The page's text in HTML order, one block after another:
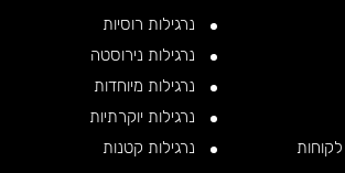
לקוחות
נרגילות רוסיות
נרגילות נירוסטה
נרגילות מיוחדות
נרגילות יוקרתיות
נרגילות קטנות